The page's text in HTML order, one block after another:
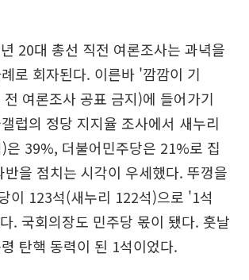
20대 총선 직전 여론조사는 과녁을
로 회자된다. 이른바 '깜깜이 기
여론조사 공표 금지)에 들어가기
럽의 정당 지지율 조사에서 새누리
은 39%, 더불어민주당은 21%로 집
반을 점치는 시각이 우세했다. 뚜껑을
이 123석(새누리 122석)으로 '1석
. 국회의장도 민주당 몫이 됐다. 훗날
탄핵 동력이 된 1석이었다.